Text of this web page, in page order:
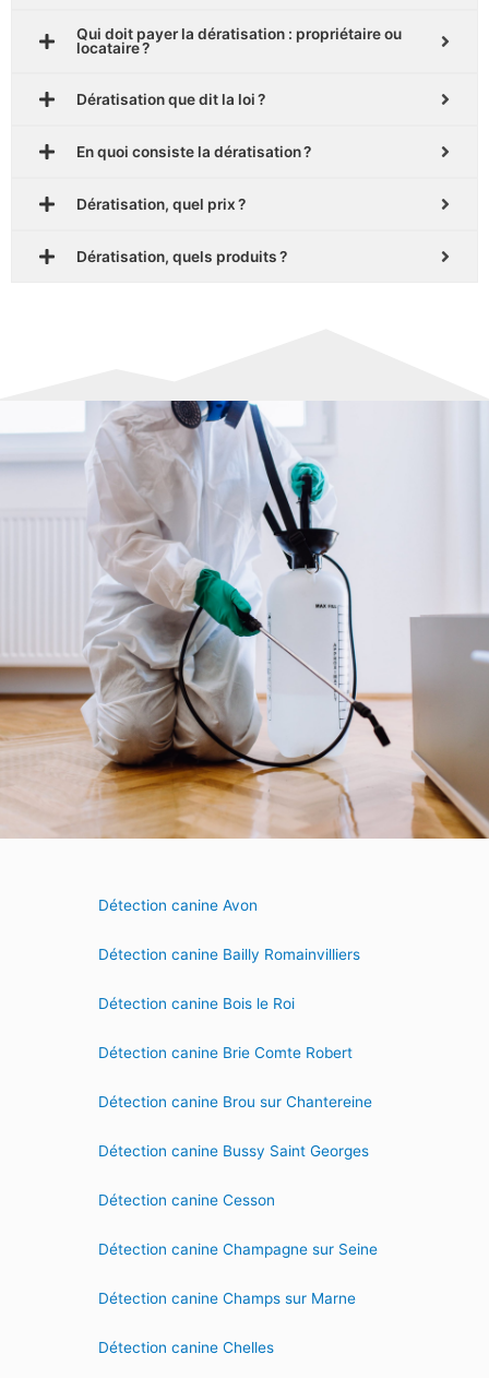
Qui doit payer la dératisation : propriétaire ou
locataire ?
Dératisation que dit la loi ?
En quoi consiste la dératisation ?
Dératisation, quel prix ?
Dératisation, quels produits ?
Détection canine Avon
Détection canine Bailly Romainvilliers
Détection canine Bois le Roi
Détection canine Brie Comte Robert
Détection canine Brou sur Chantereine
Détection canine Bussy Saint Georges
Détection canine Cesson
Détection canine Champagne sur Seine
Détection canine Champs sur Marne
Détection canine Chelles